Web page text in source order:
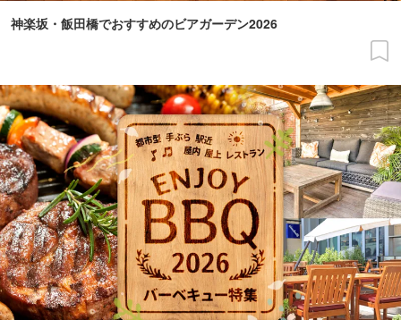
神楽坂・飯田橋でおすすめのビアガーデン2026